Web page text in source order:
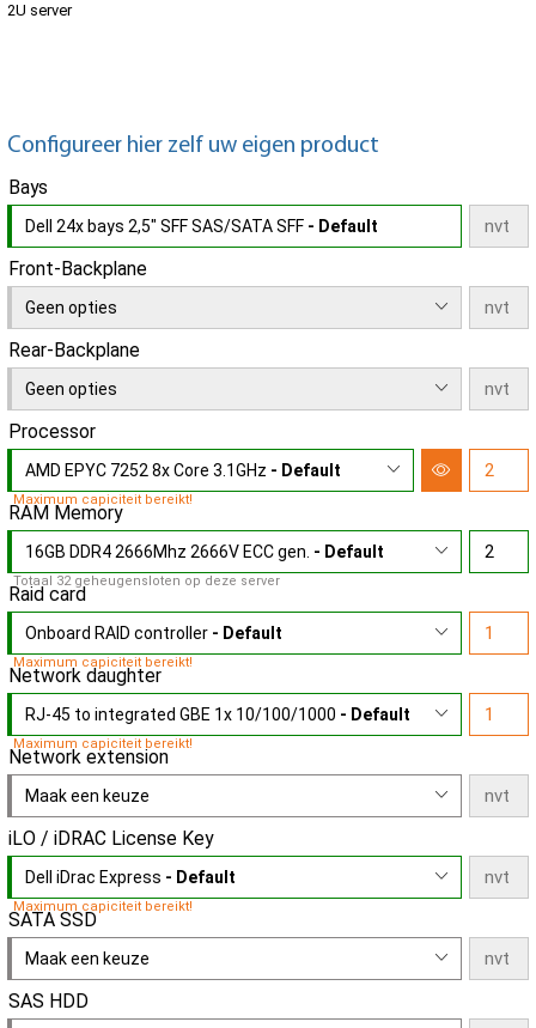
2U server
Configureer hier zelf uw eigen product
Bays
Dell 24x bays 2,5" SFF SAS/SATA SFF - Default
Front-Backplane
Geen opties
Rear-Backplane
Geen opties
Processor
AMD EPYC 7252 8x Core 3.1GHz - Default
Maximum capiciteit bereikt!
RAM Memory
16GB DDR4 2666Mhz 2666V ECC gen. - Default
Totaal 32 geheugensloten op deze server
Raid card
Onboard RAID controller - Default
Maximum capiciteit bereikt!
Network daughter
RJ-45 to integrated GBE 1x 10/100/1000 - Default
Maximum capiciteit bereikt!
Network extension
Maak een keuze
iLO / iDRAC License Key
Dell iDrac Express - Default
Maximum capiciteit bereikt!
SATA SSD
Maak een keuze
SAS HDD